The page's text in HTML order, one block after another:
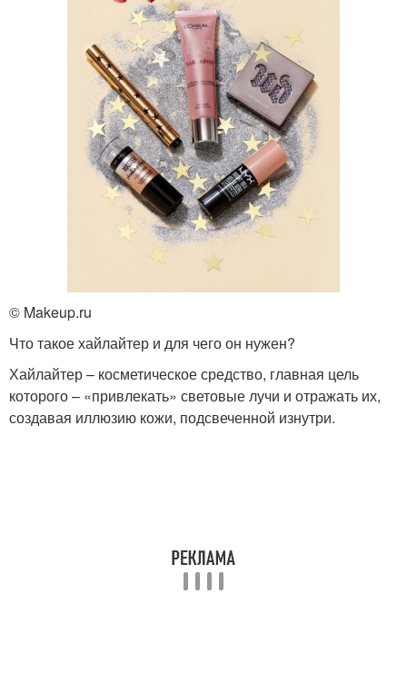
© Makeup.ru
Что такое хайлайтер и для чего он нужен?
Хайлайтер – косметическое средство, главная цель
которого – «привлекать» световые лучи и отражать их,
создавая иллюзию кожи, подсвеченной изнутри.